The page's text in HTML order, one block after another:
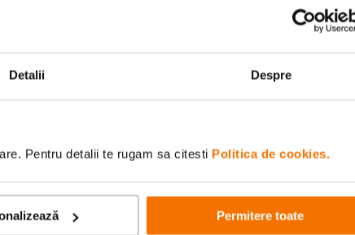
Detalii Despre
Pentru detalii te rugam sa citesti Politica de cookies.
Permitere toate
18mm T2.2 Full-Frame. Obiectivul dispune de 10 lamele de
si un diametru frontal de 80 mm cu efect de "focus breathing" minim.
in distante de metri si picioare. Obiectivul ofera un cerc de